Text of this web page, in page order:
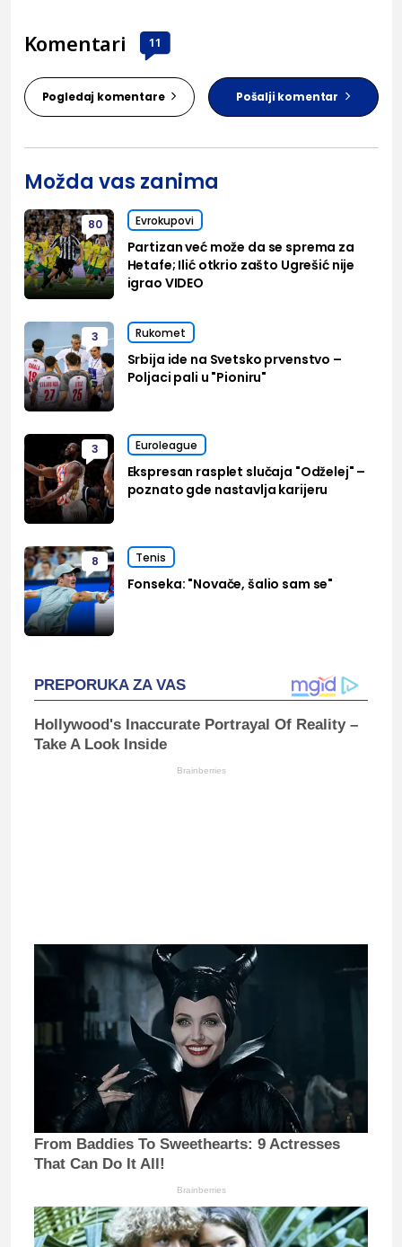
Komentari 11
Pogledaj komentare Pošalji komentar
Možda vas zanima
80 Evrokupovi
Partizan već može da se sprema za
Hetafe; Ilić otkrio zašto Ugrešić nije
igrao VIDEO
3 Rukomet
Srbija ide na Svetsko prvenstvo –
Poljaci pali u "Pioniru"
3 Euroleague
Ekspresan rasplet slučaja "Odželej" –
poznato gde nastavlja karijeru
8 Tenis
Fonseka: "Novače, šalio sam se"
PREPORUKA ZA VAS
Hollywood's Inaccurate Portrayal Of Reality –
Take A Look Inside
Brainberries
From Baddies To Sweethearts: 9 Actresses
That Can Do It All!
Brainberries